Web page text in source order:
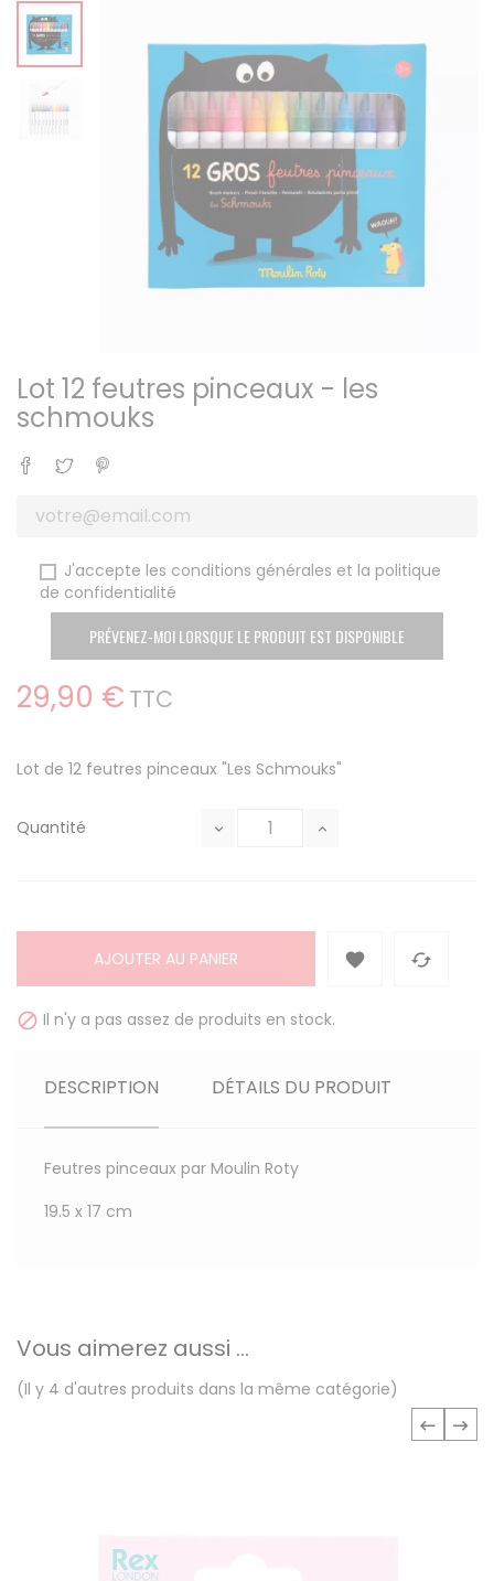
Lot 12 feutres pinceaux - les
schmouks
Partager
Tweet
J'accepte les conditions générales et la politique
de confidentialité
PRÉVENEZ-MOI LORSQUE LE PRODUIT EST DISPONIBLE
29,90 € TTC
Lot de 12 feutres pinceaux "Les Schmouks"
Quantité
AJOUTER AU PANIER  
 Il n'y a pas assez de produits en stock.
DESCRIPTION DÉTAILS DU PRODUIT
Feutres pinceaux par Moulin Roty
19.5 x 17 cm
Vous aimerez aussi ...
(Il y 4 d'autres produits dans la même catégorie)